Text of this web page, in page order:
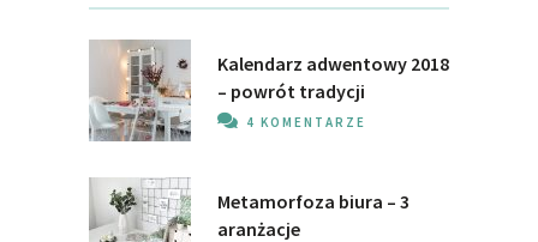
Kalendarz adwentowy 2018
– powrót tradycji
4 KOMENTARZE
Metamorfoza biura – 3
aranżacje